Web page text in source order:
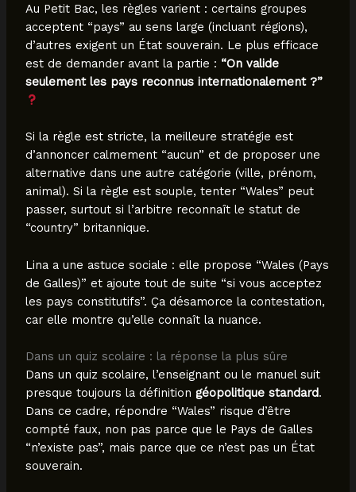
Au Petit Bac, les règles varient : certains groupes
acceptent “pays” au sens large (incluant régions),
d’autres exigent un État souverain. Le plus efficace
est de demander avant la partie : “On valide
seulement les pays reconnus internationalement ?”
Si la règle est stricte, la meilleure stratégie est
d’annoncer calmement “aucun” et de proposer une
alternative dans une autre catégorie (ville, prénom,
animal). Si la règle est souple, tenter “Wales” peut
passer, surtout si l’arbitre reconnaît le statut de
“country” britannique.
Lina a une astuce sociale : elle propose “Wales (Pays
de Galles)” et ajoute tout de suite “si vous acceptez
les pays constitutifs”. Ça désamorce la contestation,
car elle montre qu’elle connaît la nuance.
Dans un quiz scolaire : la réponse la plus sûre
Dans un quiz scolaire, l’enseignant ou le manuel suit
presque toujours la définition géopolitique standard.
Dans ce cadre, répondre “Wales” risque d’être
compté faux, non pas parce que le Pays de Galles
“n’existe pas”, mais parce que ce n’est pas un État
souverain.